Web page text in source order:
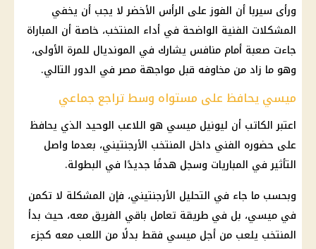
ورأى سيربا أن الفوز على الرأس الأخضر لا يجب أن يخفي
المشكلات الفنية الواضحة في أداء المنتخب، خاصة أن المباراة
جاءت صعبة أمام منافس يشارك في المونديال للمرة الأولى،
وهو ما زاد من مخاوفه قبل مواجهة مصر في الدور التالي.
ميسي يحافظ على مستواه وسط تراجع جماعي
اعتبر الكاتب أن ليونيل ميسي هو اللاعب الوحيد الذي يحافظ
على حضوره الفني داخل المنتخب الأرجنتيني، بعدما واصل
التأثير في المباريات وسجل هدفًا جديدًا في البطولة.
وبحسب ما جاء في التحليل الأرجنتيني، فإن المشكلة لا تكمن
في ميسي، بل في طريقة تعامل باقي الفريق معه، حيث بدأ
المنتخب يلعب من أجل ميسي فقط بدلًا من اللعب معه كجزء